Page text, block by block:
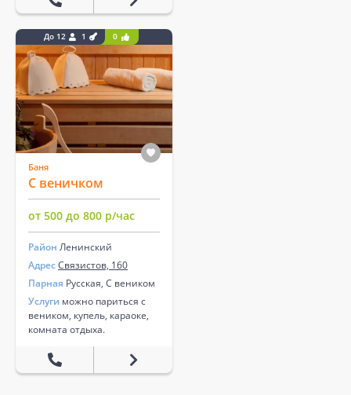
До 12 1 0
Баня
С веничком
от 500 до 800 р/час
Район Ленинский
АдресСвязистов, 160
Парная Русская, С веником
Услуги можно париться с
веником, купель, караоке,
комната отдыха.